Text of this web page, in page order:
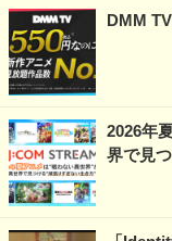
DMM
2026年
界で見